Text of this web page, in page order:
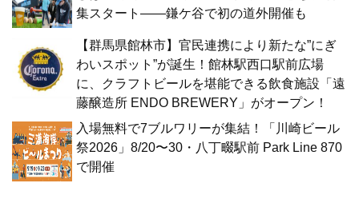
集スタート——鎌ケ谷で初の道外開催も
【群馬県館林市】官民連携により新たな”にぎ
わいスポット”が誕生！館林駅西口駅前広場
に、クラフトビールを堪能できる飲食施設「遠
藤醸造所 ENDO BREWERY」がオープン！
入場無料で7ブルワリーが集結！「川崎ビール
祭2026」8/20〜30・八丁畷駅前 Park Line 870
で開催